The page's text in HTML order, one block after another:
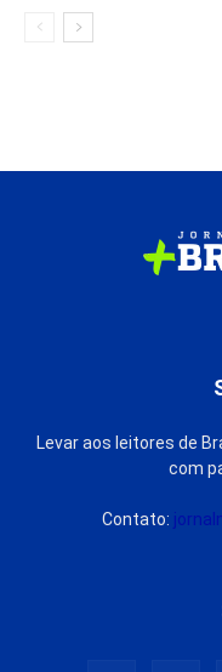
Levar aos leitores de
com
Contato: